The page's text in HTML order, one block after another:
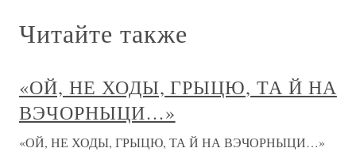
Читайте также
«ОЙ, НЕ ХОДЫ, ГРЫЦЮ, ТА Й НА
ВЭЧОРНЫЦИ…»
«ОЙ, НЕ ХОДЫ, ГРЫЦЮ, ТА Й НА ВЭЧОРНЫЦИ…»